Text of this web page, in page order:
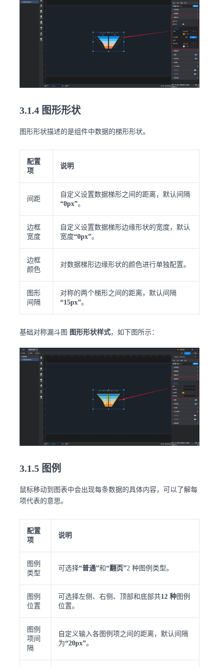
3.1.4 图形形状
图形形状描述的是组件中数据的梯形形状。
配置
项
说明
间距
自定义设置数据梯形之间的距离，默认间隔
“0px”。
边框
宽度
自定义设置数据梯形边缘形状的宽度，默认
宽度“0px”。
边框
颜色
对数据梯形边缘形状的颜色进行单独配置。
图形
间隔
对称的两个梯形之间的距离，默认间隔
“15px”。
基础对称漏斗图 图形形状样式，如下图所示：
3.1.5 图例
鼠标移动到图表中会出现每条数据的具体内容，可以了解每
项代表的意思。
配置
项
说明
图例
类型
可选择“普通”和“翻页”2 种图例类型。
图例
位置
可选择左侧、右侧、顶部和底部共12 种图例
位置。
图例
项间
隔
自定义输入各图例项之间的距离，默认间隔
为“20px”。